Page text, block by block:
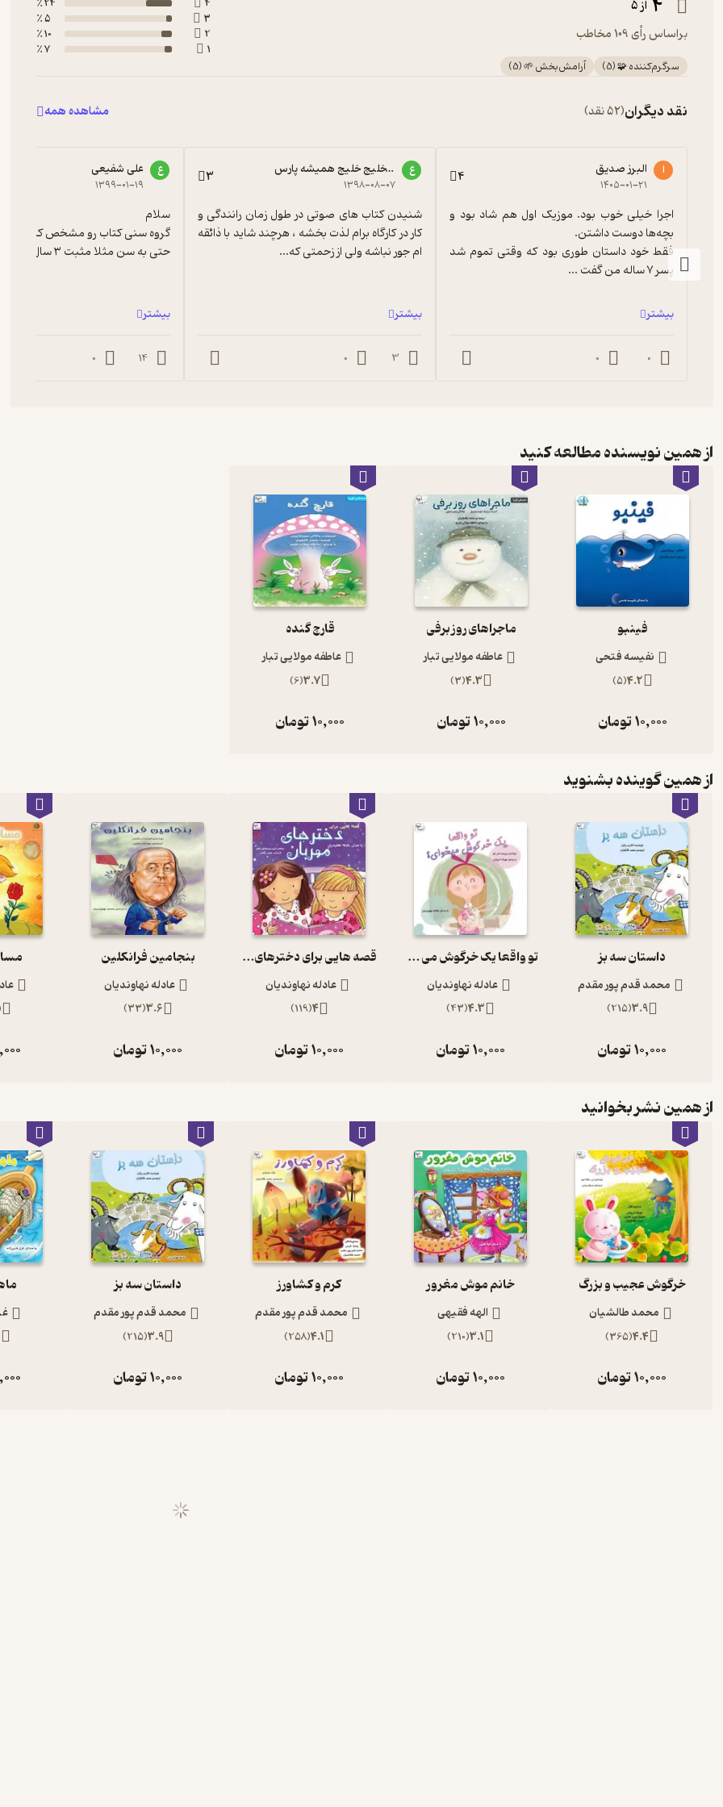
از 5
براساس رأی 109 مخاطب
سرگرم‌کننده 🧩(
5
) آرامش‌بخش 🌱(
5
)
4
24 ٪
3
5 ٪
2
10 ٪
1
7 ٪
نقد دیگران(52 نقد) مشاهده همه
ا البرز صدیق
۱۴۰۵-۰۱-۲۱ 4
پسر ۷ ساله من گفت ...
بیشتر
0
0
ع عمو خلیج خلیج همیشه پارس
۱۳۹۸-۰۸-۰۷ 3
ام جور نباشه ولی از زحمتی که...
بیشتر
3
0
ع علی شفیعی
۱۳۹۹-۰۱-۱۹
حتی به سن مثلا مثبت ۳ سال...
بیشتر
14
0
از همین نویسنده مطالعه کنید
فینبو
نفیسه فتحی
4.2
(
5
)
10,000تومان
ماجراهای روز برفی
عاطفه مولایی تبار
4.3
(
3
)
10,000تومان
قارچ گنده
عاطفه مولایی تبار
3.7
(
6
)
10,000تومان
از همین گوینده بشنوید
داستان سه بز
محمد قدم پور مقدم
3.9
(
215
)
10,000تومان
تو واقعا یک خرگوش می خوای؟
عادله نهاوندیان
4.3
(
43
)
10,000تومان
قصه هایی برای دخترهای مهربان
عادله نهاوندیان
4
(
119
)
10,000تومان
بنجامین فرانکلین
عادله نهاوندیان
3.6
(
33
)
10,000تومان
از همین نشر بخوانید
خرگوش عجیب و بزرگ
محمد طالشیان
4.4
(
365
)
10,000تومان
خانم موش مغرور
الهه فقیهی
3.1
(
210
)
10,000تومان
کرم و کشاورز
محمد قدم پور مقدم
4.1
(
258
)
10,000تومان
داستان سه بز
محمد قدم پور مقدم
3.9
(
215
)
10,000تومان